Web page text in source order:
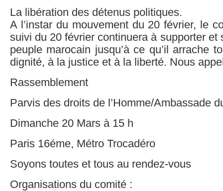
La libération des détenus politiques.
A l’instar du mouvement du 20 février, le
suivi du 20 février continuera à supporter et
peuple marocain jusqu’à ce qu’il arrache
dignité, à la justice et à la liberté. Nous
Rassemblement
Parvis des droits de l’Homme/Ambassade
Dimanche 20 Mars à 15 h
Paris 16éme, Métro Trocadéro
Soyons toutes et tous au rendez-vous
Organisations du comité :